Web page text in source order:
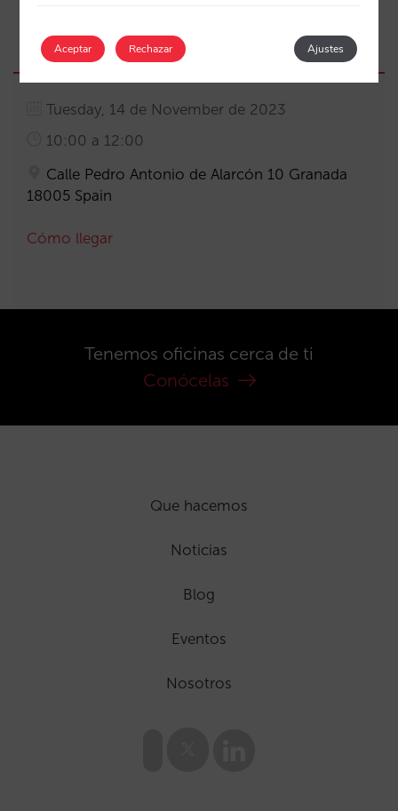
Tuesday, 14 de November de 2023
10:00 a 12:00
Calle Pedro Antonio de Alarcón 10 Granada
18005 Spain
Cómo llegar
Tenemos oficinas cerca de ti
Conócelas
Que hacemos
Noticias
Blog
Eventos
Nosotros
Aceptar Ajustes
Rechazar